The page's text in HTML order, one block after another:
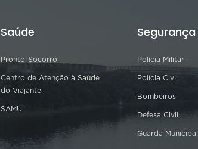
Saúde
Pronto-Socorro
Centro de Atenção à Saúde
do Viajante
SAMU
Segurança
Polícia Militar
Polícia Civil
Bombeiros
Defesa Civil
Guarda Municipal